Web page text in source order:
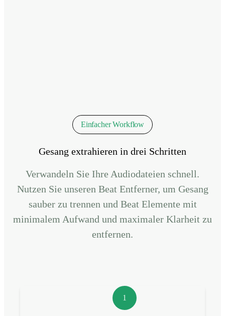
Einfacher Workflow
Gesang extrahieren in drei Schritten
Verwandeln Sie Ihre Audiodateien schnell.
Nutzen Sie unseren Beat Entferner, um Gesang
sauber zu trennen und Beat Elemente mit
minimalem Aufwand und maximaler Klarheit zu
entfernen.
1